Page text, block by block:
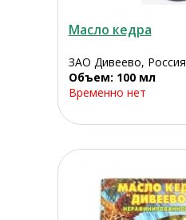
Масло кедра
ЗАО Дивеево, Россия
Объем: 100 мл
Временно нет